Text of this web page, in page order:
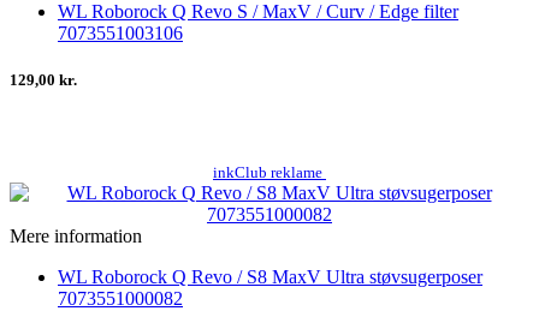
WL Roborock Q Revo S / MaxV / Curv / Edge filter
7073551003106
129,00 kr.
inkClub reklame
Mere information
WL Roborock Q Revo / S8 MaxV Ultra støvsugerposer
7073551000082